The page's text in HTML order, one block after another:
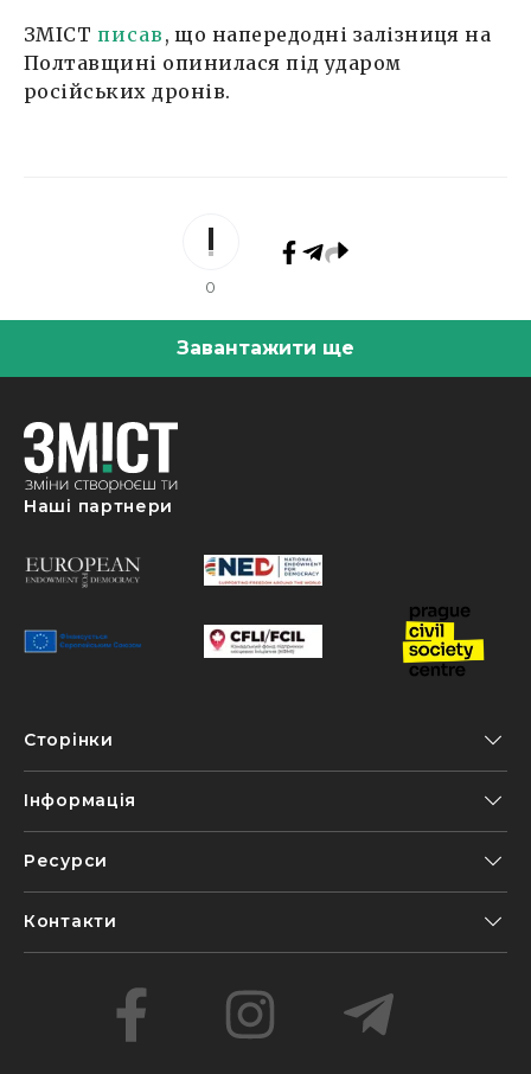
ЗМІСТ писав , що напередодні залізниця на
Полтавщині опинилася під ударом
російських дронів.
0
Завантажити ще
Наші партнери
Сторінки
Інформація
Ресурси
Контакти